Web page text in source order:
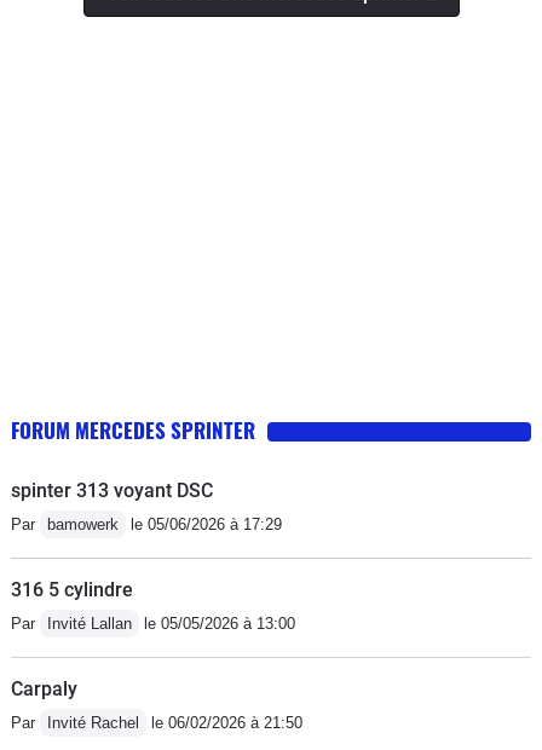
FORUM MERCEDES SPRINTER
spinter 313 voyant DSC
Par bamowerk le 05/06/2026 à 17:29
316 5 cylindre
Par Invité Lallan le 05/05/2026 à 13:00
Carpaly
Par Invité Rachel le 06/02/2026 à 21:50